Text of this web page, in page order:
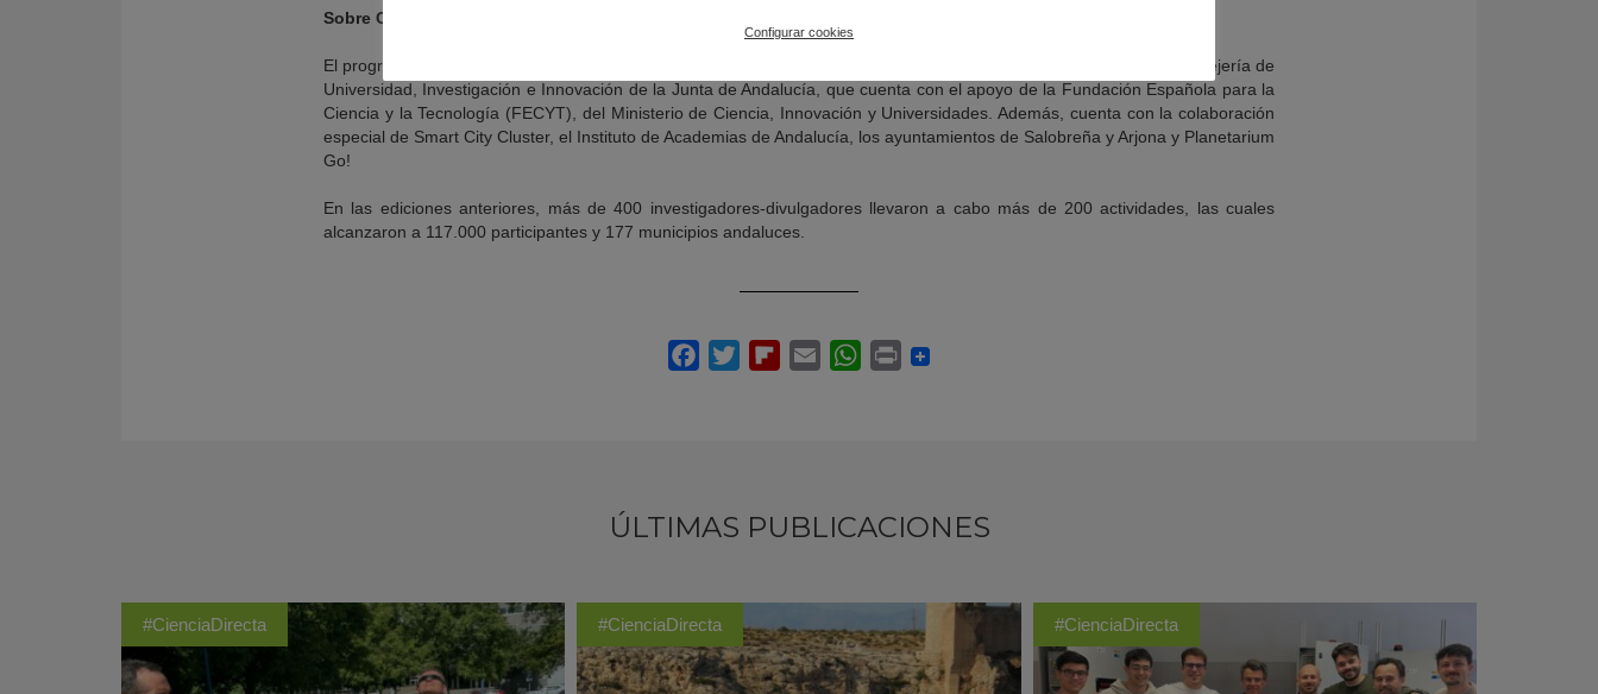
Sobre Ciencia al Fresquito 365
El programa `Ciencia al Fresquito´ nació en 2019 y es una iniciativa organizada por la Fundación Descubre y la Consejería de
Universidad, Investigación e Innovación de la Junta de Andalucía, que cuenta con el apoyo de la Fundación Española para la
Ciencia y la Tecnología (FECYT), del Ministerio de Ciencia, Innovación y Universidades. Además, cuenta con la colaboración
especial de Smart City Cluster, el Instituto de Academias de Andalucía, los ayuntamientos de Salobreña y Arjona y Planetarium
Go!
En las ediciones anteriores, más de 400 investigadores-divulgadores llevaron a cabo más de 200 actividades, las cuales
alcanzaron a 117.000 participantes y 177 municipios andaluces.
ÚLTIMAS PUBLICACIONES
#CienciaDirecta #CienciaDirecta #CienciaDirecta
Configurar cookies